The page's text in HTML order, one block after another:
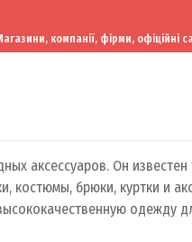
компанії, фірми, офіційні
аксессуаров. Он
костюмы, брюки, куртки и
одежду